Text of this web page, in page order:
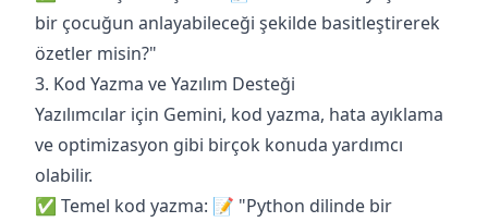
bir çocuğun anlayabileceği şekilde basitleştirerek
özetler misin?"
3. Kod Yazma ve Yazılım Desteği
Yazılımcılar için Gemini, kod yazma, hata ayıklama
ve optimizasyon gibi birçok konuda yardımcı
olabilir.
✅ Temel kod yazma: 📝 "Python dilinde bir